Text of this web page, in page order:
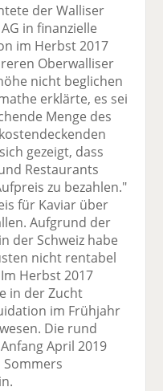
der Walliser
in finanzielle
im Herbst 2017
Oberwalliser
nicht beglichen
erklärte, es sei
Menge des
gezeigt, dass
Restaurants
zu bezahlen."
für Kaviar über
Aufgrund der
der Schweiz habe
nicht rentabel
Herbst 2017
in der Zucht
im Frühjahr
Die rund
April 2019
Sommers